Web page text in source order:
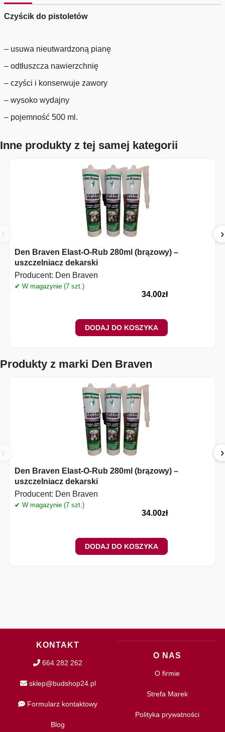
Czyścik do pistoletów
– usuwa nieutwardzoną pianę
– odtłuszcza nawierzchnię
– czyści i konserwuje zawory
– wysoko wydajny
– pojemność 500 ml.
Inne produkty z tej samej kategorii
‹
Den Braven Elast-O-Rub 280ml (brązowy) –
uszczelniacz dekarski
Producent: Den Braven
✔ W magazynie (7 szt.)
34.00zł
DODAJ DO KOSZYKA
›
Produkty z marki Den Braven
‹
Den Braven Elast-O-Rub 280ml (brązowy) –
uszczelniacz dekarski
Producent: Den Braven
✔ W magazynie (7 szt.)
34.00zł
DODAJ DO KOSZYKA
›
KONTAKT
664 282 262
sklep@budshop24.pl
Formularz kontaktowy
Blog
O NAS
O firmie
Strefa Marek
Polityka prywatności